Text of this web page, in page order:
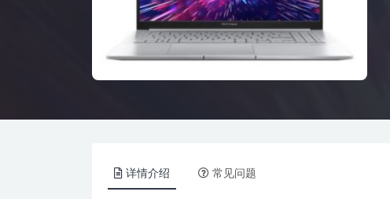
详情介绍 常见问题